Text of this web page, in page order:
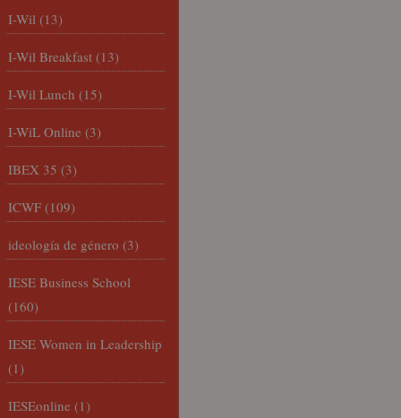
I-Wil (13)
I-Wil Breakfast (13)
I-Wil Lunch (15)
I-WiL Online (3)
IBEX 35 (3)
ICWF (109)
ideología de género (3)
IESE Business School
(160)
IESE Women in Leadership
(1)
IESEonline (1)